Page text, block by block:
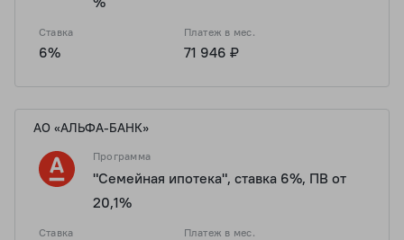
Ставка
6%
Платеж в мес.
71 946 ₽
АО «АЛЬФА-БАНК»
Программа
"Семейная ипотека", ставка 6%, ПВ от
20,1%
Ставка Платеж в мес.